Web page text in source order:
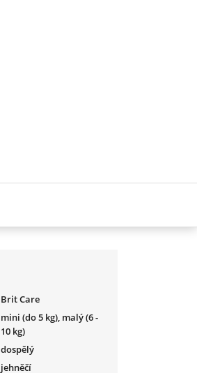
Brit Care
mini (do 5 kg), malý (6 -
10 kg)
dospělý
jehněčí